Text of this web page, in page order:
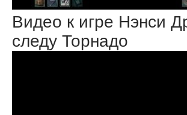
Видео к игре Нэнси
следу Торнадо